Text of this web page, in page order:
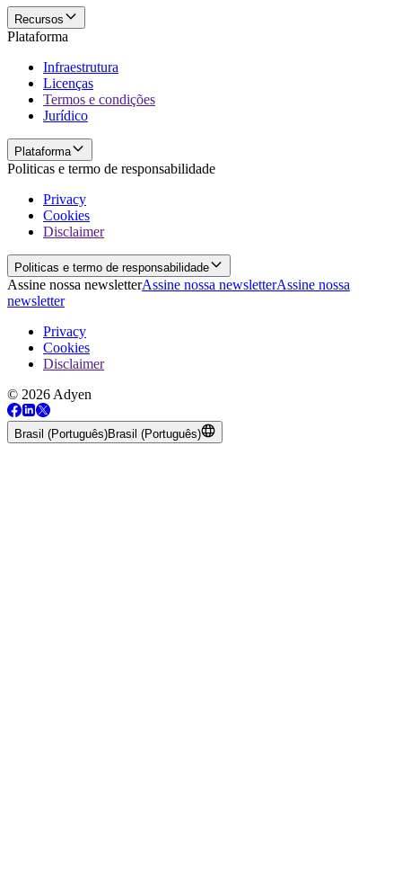
Recursos
Plataforma
Infraestrutura
Licenças
Termos e condições
Jurídico
Plataforma
Politicas e termo de responsabilidade
Privacy
Cookies
Disclaimer
Politicas e termo de responsabilidade
Assine nossa newsletterAssine nossa newsletterAssine nossa
newsletter
Privacy
Cookies
Disclaimer
© 2026 Adyen
Brasil (Português)Brasil (Português)